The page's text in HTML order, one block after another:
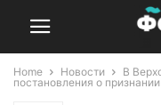
Home Новости
В
постановления о